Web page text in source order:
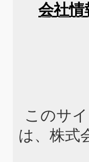
会社情
このサ
は、株式